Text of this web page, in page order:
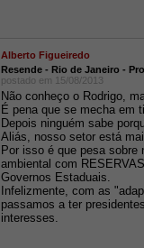
Alberto Figueiredo
Resende - Rio de Janeiro -
postado em 15/08/2013
Não conheço o Rodrigo,
É pena que se mecha em
Depois ninguém sabe
Aliás, nosso setor está
Por isso é que pesa sobre
ambiental com
Governos Estaduais.
Infelizmente, com as
passamos a ter
interesses.